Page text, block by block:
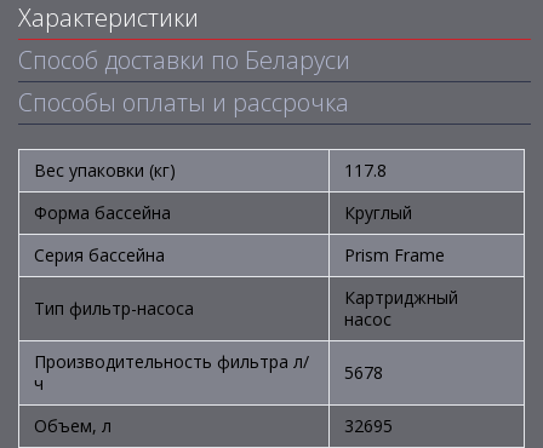
Характеристики
Способ доставки по Беларуси
Способы оплаты и рассрочка
Вес упаковки (кг)
117.8
Форма бассейна
Круглый
Серия бассейна
Prism Frame
Тип фильтр-насоса
Картриджный
насос
Производительность фильтра л/
ч
5678
Объем, л
32695